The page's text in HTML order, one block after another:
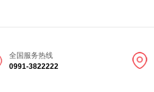
全国服务热线
0991-3822222